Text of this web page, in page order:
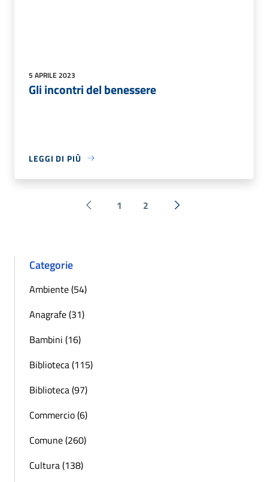
5 APRILE 2023
Gli incontri del benessere
LEGGI DI PIÙ
Pagina precedente
1 2 Successiva »
Categorie
Ambiente (54)
Anagrafe (31)
Bambini (16)
Biblioteca (115)
Biblioteca (97)
Commercio (6)
Comune (260)
Cultura (138)